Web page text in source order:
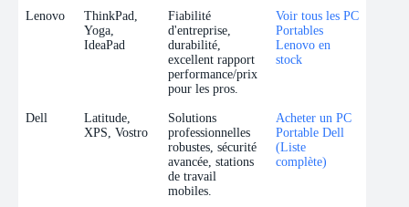
Marque
Gamme
Ciblée
Avantages Pro
Spécifiques
Ancre de Lien
/ CTA
Lenovo
ThinkPad,
Yoga,
IdeaPad
Fiabilité
d'entreprise,
durabilité,
excellent rapport
performance/prix
pour les pros.
Voir tous les PC
Portables
Lenovo en
stock
Dell
Latitude,
XPS, Vostro
Solutions
professionnelles
robustes, sécurité
avancée, stations
de travail
mobiles.
Acheter un PC
Portable Dell
(Liste
complète)